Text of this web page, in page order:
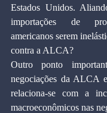
Estados Unidos.
importações de
americanos serem
contra a ALCA?
Outro ponto
negociações da ALCA
relaciona-se com a
macroeconômicos nas